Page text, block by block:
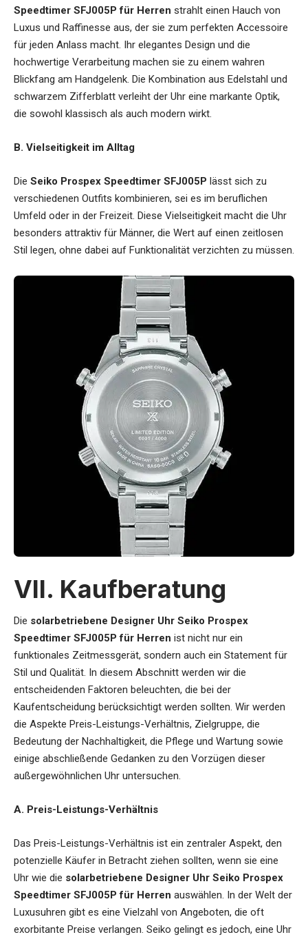
Speedtimer SFJ005P für Herren strahlt einen Hauch von
Luxus und Raffinesse aus, der sie zum perfekten Accessoire
für jeden Anlass macht. Ihr elegantes Design und die
hochwertige Verarbeitung machen sie zu einem wahren
Blickfang am Handgelenk. Die Kombination aus Edelstahl und
schwarzem Zifferblatt verleiht der Uhr eine markante Optik,
die sowohl klassisch als auch modern wirkt.
B. Vielseitigkeit im Alltag
Die Seiko Prospex Speedtimer SFJ005P lässt sich zu
verschiedenen Outfits kombinieren, sei es im beruflichen
Umfeld oder in der Freizeit. Diese Vielseitigkeit macht die Uhr
besonders attraktiv für Männer, die Wert auf einen zeitlosen
Stil legen, ohne dabei auf Funktionalität verzichten zu müssen.
VII. Kaufberatung
Die solarbetriebene Designer Uhr Seiko Prospex
Speedtimer SFJ005P für Herren ist nicht nur ein
funktionales Zeitmessgerät, sondern auch ein Statement für
Stil und Qualität. In diesem Abschnitt werden wir die
entscheidenden Faktoren beleuchten, die bei der
Kaufentscheidung berücksichtigt werden sollten. Wir werden
die Aspekte Preis-Leistungs-Verhältnis, Zielgruppe, die
Bedeutung der Nachhaltigkeit, die Pflege und Wartung sowie
einige abschließende Gedanken zu den Vorzügen dieser
außergewöhnlichen Uhr untersuchen.
A. Preis-Leistungs-Verhältnis
Das Preis-Leistungs-Verhältnis ist ein zentraler Aspekt, den
potenzielle Käufer in Betracht ziehen sollten, wenn sie eine
Uhr wie die solarbetriebene Designer Uhr Seiko Prospex
Speedtimer SFJ005P für Herren auswählen. In der Welt der
Luxusuhren gibt es eine Vielzahl von Angeboten, die oft
exorbitante Preise verlangen. Seiko gelingt es jedoch, eine Uhr